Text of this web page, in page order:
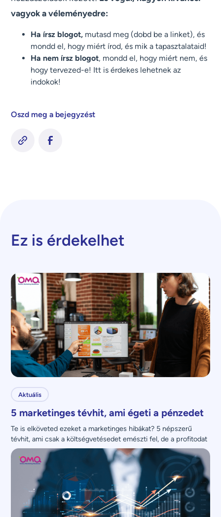
vagyok a véleményedre:
Ha írsz blogot, mutasd meg (dobd be a linket), és
mondd el, hogy miért írod, és mik a tapasztalataid!
Ha nem írsz blogot, mondd el, hogy miért nem, és
hogy tervezed-e! Itt is érdekes lehetnek az
indokok!
Oszd meg a bejegyzést
Ez is érdekelhet
Aktuális
5 marketinges tévhit, ami égeti a pénzedet
Te is elköveted ezeket a marketinges hibákat? 5 népszerű
tévhit, ami csak a költségvetésedet emészti fel, de a profitodat
nem növeli.